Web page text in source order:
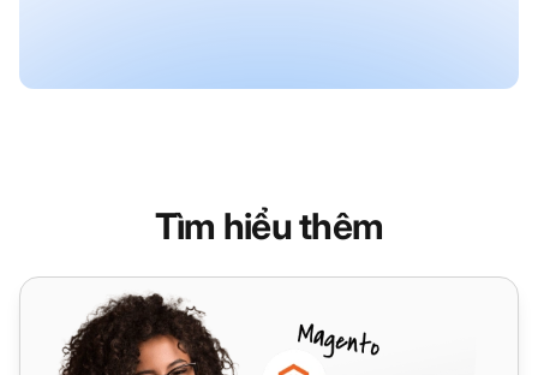
Tìm hiểu thêm
TelcaVoIP